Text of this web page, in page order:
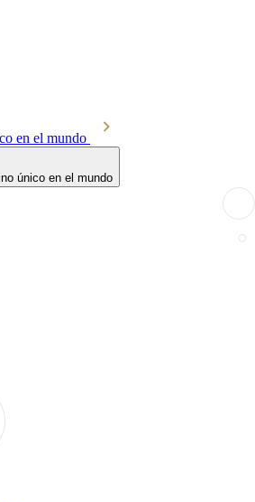
en el mundo
único en el mundo